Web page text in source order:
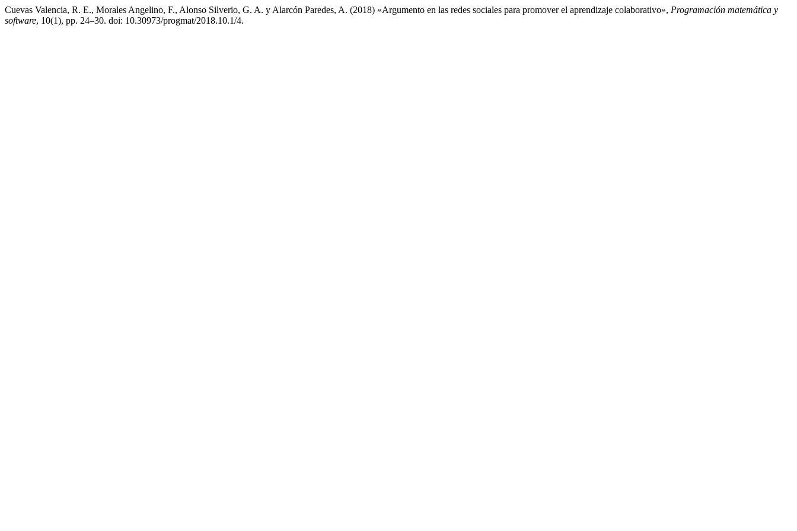
Cuevas Valencia, R. E., Morales Angelino, F., Alonso Silverio, G. A. y Alarcón Paredes, A. (2018) «Argumento en las redes sociales para promover el aprendizaje colaborativo», Programación matemática y
software, 10(1), pp. 24–30. doi: 10.30973/progmat/2018.10.1/4.